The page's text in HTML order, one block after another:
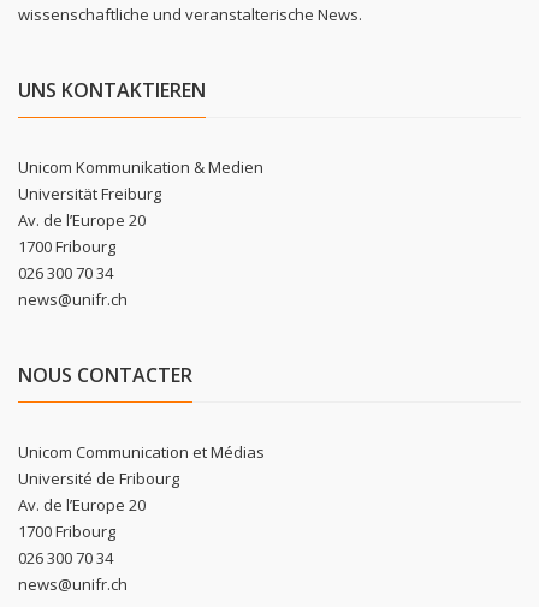
wissenschaftliche und veranstalterische News.
UNS KONTAKTIEREN
Unicom Kommunikation & Medien
Universität Freiburg
Av. de l’Europe 20
1700 Fribourg
026 300 70 34
news@unifr.ch
NOUS CONTACTER
Unicom Communication et Médias
Université de Fribourg
Av. de l’Europe 20
1700 Fribourg
026 300 70 34
news@unifr.ch